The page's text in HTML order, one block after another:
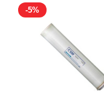
-5%